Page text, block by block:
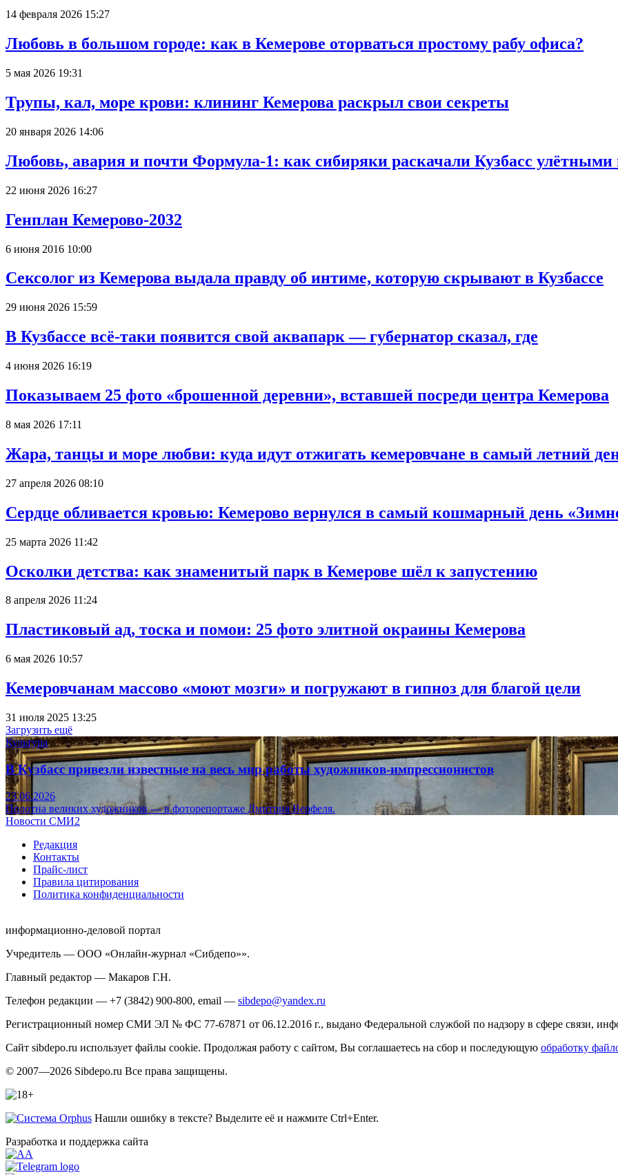
14 февраля 2026 15:27
Любовь в большом городе: как в Кемерове оторваться простому рабу офиса?
5 мая 2026 19:31
Трупы, кал, море крови: клининг Кемерова раскрыл свои секреты
20 января 2026 14:06
Любовь, авария и почти Формула-1: как сибиряки раскачали Кузбасс улётными
22 июня 2026 16:27
Генплан Кемерово-2032
6 июня 2016 10:00
Сексолог из Кемерова выдала правду об интиме, которую скрывают в Кузбассе
29 июня 2026 15:59
В Кузбассе всё-таки появится свой аквапарк — губернатор сказал, где
4 июня 2026 16:19
Показываем 25 фото «брошенной деревни», вставшей посреди центра Кемерова
8 мая 2026 17:11
Жара, танцы и море любви: куда идут отжигать кемеровчане в самый летний
27 апреля 2026 08:10
Сердце обливается кровью: Кемерово вернулся в самый кошмарный день
25 марта 2026 11:42
Осколки детства: как знаменитый парк в Кемерове шёл к запустению
8 апреля 2026 11:24
Пластиковый ад, тоска и помои: 25 фото элитной окраины Кемерова
6 мая 2026 10:57
Кемеровчанам массово «моют мозги» и погружают в гипноз для благой цели
31 июля 2025 13:25
Загрузить ещё
Культура
В Кузбасс привезли известные на весь мир работы художников-импрессионистов
23.06.2026
Полотна великих художников — в фоторепортаже Дмитрия Верфеля.
Новости СМИ2
Редакция
Контакты
Прайс-лист
Правила цитирования
Политика конфиденциальности
информационно-деловой портал
Учредитель — ООО «Онлайн-журнал «Сибдепо»».
Главный редактор — Макаров Г.Н.
Телефон редакции — +7 (3842) 900-800, email — sibdepo@yandex.ru
Регистрационный номер СМИ ЭЛ № ФС 77-67871 от 06.12.2016 г., выдано Федеральной службой по надзору в сфере связи,
Сайт sibdepo.ru использует файлы cookie. Продолжая работу с сайтом, Вы соглашаетесь на сбор и последующую обработку
© 2007—2026 Sibdepo.ru Все права защищены.
Нашли ошибку в тексте? Выделите её и нажмите Ctrl+Enter.
Разработка и поддержка сайта